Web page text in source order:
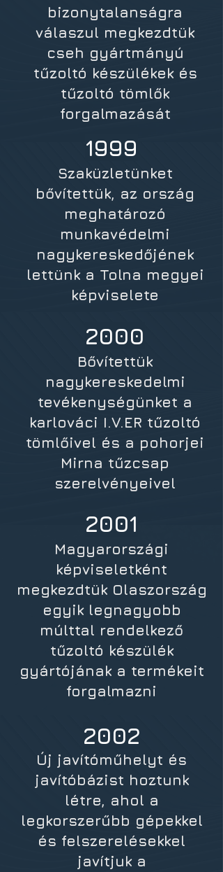
bizonytalanságra
válaszul megkezdtük
cseh gyártmányú
tűzoltó készülékek és
tűzoltó tömlők
forgalmazását
Szaküzletünket
bővítettük, az ország
meghatározó
munkavédelmi
nagykereskedőjének
lettünk a Tolna megyei
képviselete
1999
Bővítettük
nagykereskedelmi
tevékenységünket a
karlováci I.V.ER tűzoltó
tömlőivel és a pohorjei
Mirna tűzcsap
szerelvényeivel
2000
Magyarországi
képviseletként
megkezdtük Olaszország
egyik legnagyobb
múlttal rendelkező
tűzoltó készülék
gyártójának a termékeit
forgalmazni
2001
Új javítóműhelyt és
javítóbázist hoztunk
létre, ahol a
legkorszerűbb gépekkel
és felszerelésekkel
javítjuk a
2002